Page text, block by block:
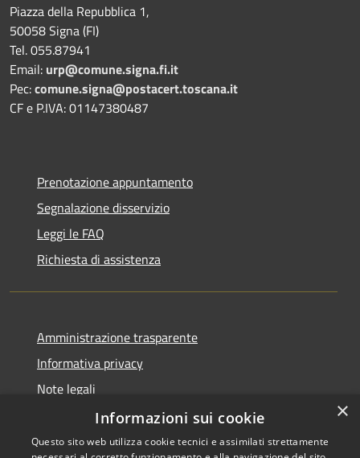
Piazza della Repubblica 1,
50058 Signa (FI)
Tel. 055.87941
Email: urp@comune.signa.fi.it
Pec:comune.signa@postacert.toscana.it
CF e P.IVA: 01147380487
Prenotazione appuntamento
Segnalazione disservizio
Leggi le FAQ
Richiesta di assistenza
Amministrazione trasparente
Informativa privacy
Note legali
Dichiarazione di accessibilità
×
Informazioni sui cookie
Questo sito web utilizza cookie tecnici e assimilati strettamente